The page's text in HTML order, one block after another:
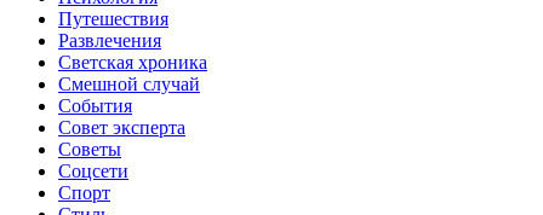
Путешествия
Развлечения
Светская хроника
Смешной случай
События
Совет эксперта
Советы
Соцсети
Спорт